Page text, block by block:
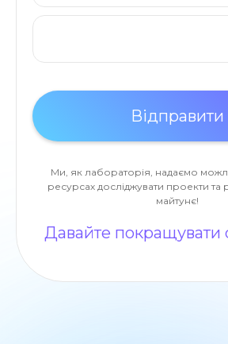
Ми, як лабораторія, надаємо
ресурсах досліджувати проекти та
майтунє!
Давайте покращувати